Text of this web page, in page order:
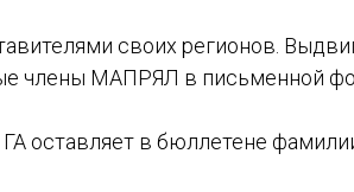
своих регионов.
члены МАПРЯЛ в письменной
оставляет в бюллетене